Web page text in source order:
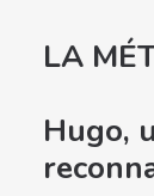
LA
Hugo,